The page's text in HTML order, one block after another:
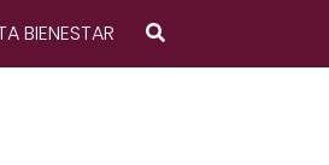
BIENESTAR